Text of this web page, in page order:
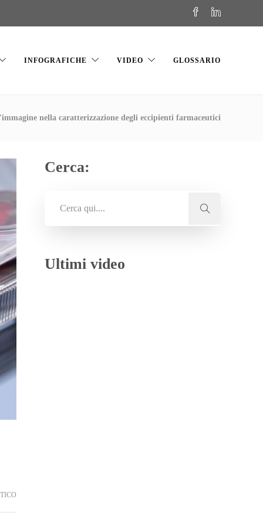
INFOGRAFICHE VIDEO GLOSSARIO
nella caratterizzazione degli eccipienti farmaceutici
Cerca:
Ultimi video